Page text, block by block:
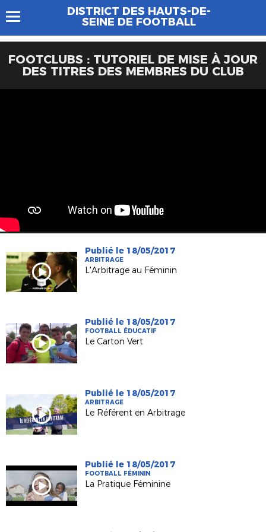
DISTRICT DES HAUTS-DE-
SEINE DE FOOTBALL
FOOTCLUBS : TUTORIEL DE MISE À JOUR
DES TITRES DES MEMBRES DU CLUB
Publié le 18/05/2017
ARBITRAGE
L'Arbitrage au Féminin
Publié le 18/05/2017
FOOTBALL ÉDUCATIF
Le Carton Vert
Publié le 18/05/2017
ARBITRAGE
Le Référent en Arbitrage
Publié le 18/05/2017
FOOTBALL FÉMININ
La Pratique Féminine